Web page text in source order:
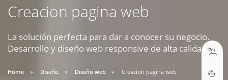
Creacion pagina web
La solución perfecta para dar a conocer su negocio.
Desarrollo y diseño web responsive de alta calidad.
Home Diseño Diseño web Creacion pagina web
09:30 AM A 18:30 PM
soporte@webseo.cl